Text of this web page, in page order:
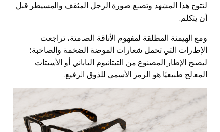
لتتوج هذا المشهد وتصنع صورة الرجل المثقف والمسيطر قبل
أن يتكلم.
ومع الهيمنة المطلقة لمفهوم الأناقة الصامتة، تراجعت
الإطارات التي تحمل شعارات الموضة الضخمة والصاخبة؛
ليصبح الإطار المصنوع من التيتانيوم الياباني أو الأسيتات
المعالج طبيعيًا هو الرمز الأسمى للذوق الرفيع.